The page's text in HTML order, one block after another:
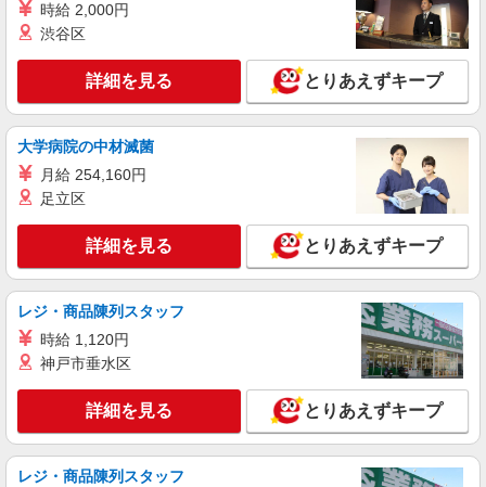
詳細を見る
株式会社kotrio /●SW-S-2078453
田無駅☆子育て世代活躍！綺麗な病院で補助業
務☆未経験OK♪
時給1550円〜2312円 ＜交通費全支給(ガソリ
ン代含む)＞
詳細を見る
派遣社員
株式会社kotrio /●TC-H-2010539
≪保谷駅≫未経験・無資格から看護助手へ挑
時給1600円〜2250円 ＜日払い有/週払い有/交
通費全支給(ガソリン代含む)＞
西東京市 最寄り駅：保谷
時給 2,000円
渋谷区
詳細を見る とりあえずキープ
大学病院の中材滅菌
月給 254,160円
足立区
詳細を見る とりあえずキープ
レジ・商品陳列スタッフ
時給 1,120円
神戸市垂水区
詳細を見る とりあえずキープ
レジ・商品陳列スタッフ